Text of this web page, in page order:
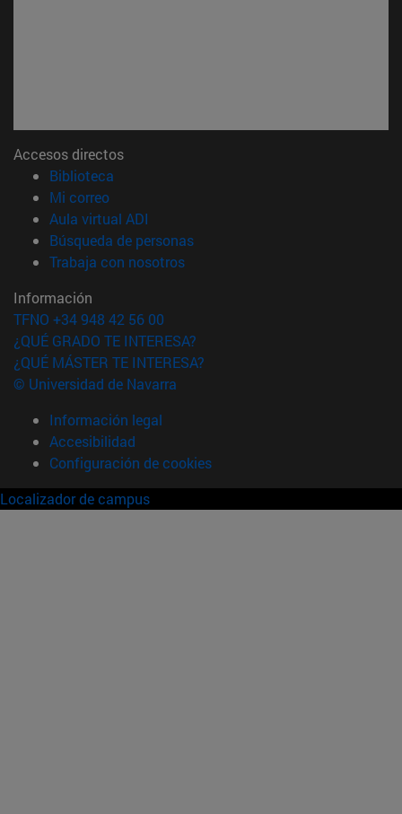
Accesos directos
Biblioteca
Mi correo(abre en nueva ventana)
Aula virtual ADI
Búsqueda de personas(abre en nueva ventana)
Trabaja con nosotros(abre en nueva ventana)
Información
TFNO +34 948 42 56 00
¿QUÉ GRADO TE INTERESA?
¿QUÉ MÁSTER TE INTERESA?
© Universidad de Navarra
Información legal
Accesibilidad
Configuración de cookies
Localizador de campus